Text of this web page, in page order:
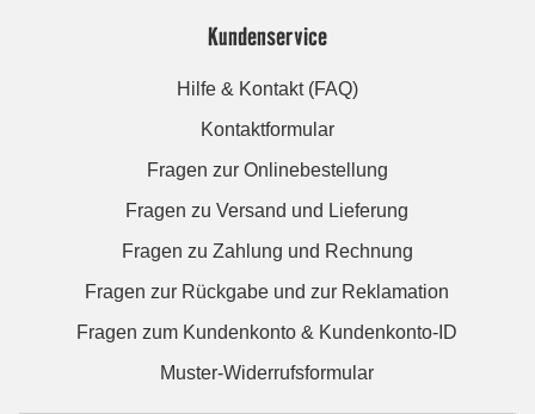
Kundenservice
Hilfe & Kontakt (FAQ)
Kontaktformular
Fragen zur Onlinebestellung
Fragen zu Versand und Lieferung
Fragen zu Zahlung und Rechnung
Fragen zur Rückgabe und zur Reklamation
Fragen zum Kundenkonto & Kundenkonto-ID
Muster-Widerrufsformular